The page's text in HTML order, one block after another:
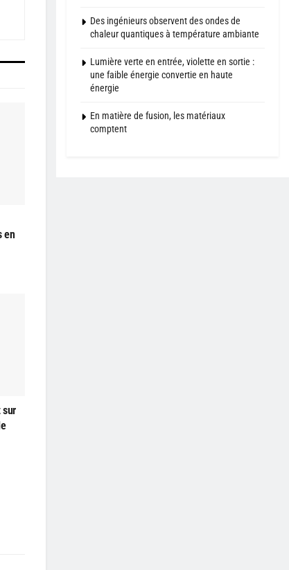
en
sur
Des ingénieurs observent des ondes de
chaleur quantiques à température ambiante
Lumière verte en entrée, violette en sortie :
une faible énergie convertie en haute
énergie
En matière de fusion, les matériaux
comptent